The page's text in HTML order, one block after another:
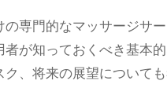
専門的なマッサージサ
が知っておくべき基本
、将来の展望について